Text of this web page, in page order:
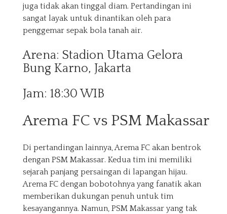
juga tidak akan tinggal diam. Pertandingan ini
sangat layak untuk dinantikan oleh para
penggemar sepak bola tanah air.
Arena: Stadion Utama Gelora
Bung Karno, Jakarta
Jam: 18:30 WIB
Arema FC vs PSM Makassar
Di pertandingan lainnya, Arema FC akan bentrok
dengan PSM Makassar. Kedua tim ini memiliki
sejarah panjang persaingan di lapangan hijau.
Arema FC dengan bobotohnya yang fanatik akan
memberikan dukungan penuh untuk tim
kesayangannya. Namun, PSM Makassar yang tak